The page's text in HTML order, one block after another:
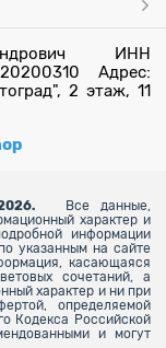
ИНН
Адрес:
2 этаж, 11
Все данные,
характер и
информации
указанным на сайте
касающаяся
сочетаний, а
характер и ни при
определяемой
Кодекса Российской
и могут